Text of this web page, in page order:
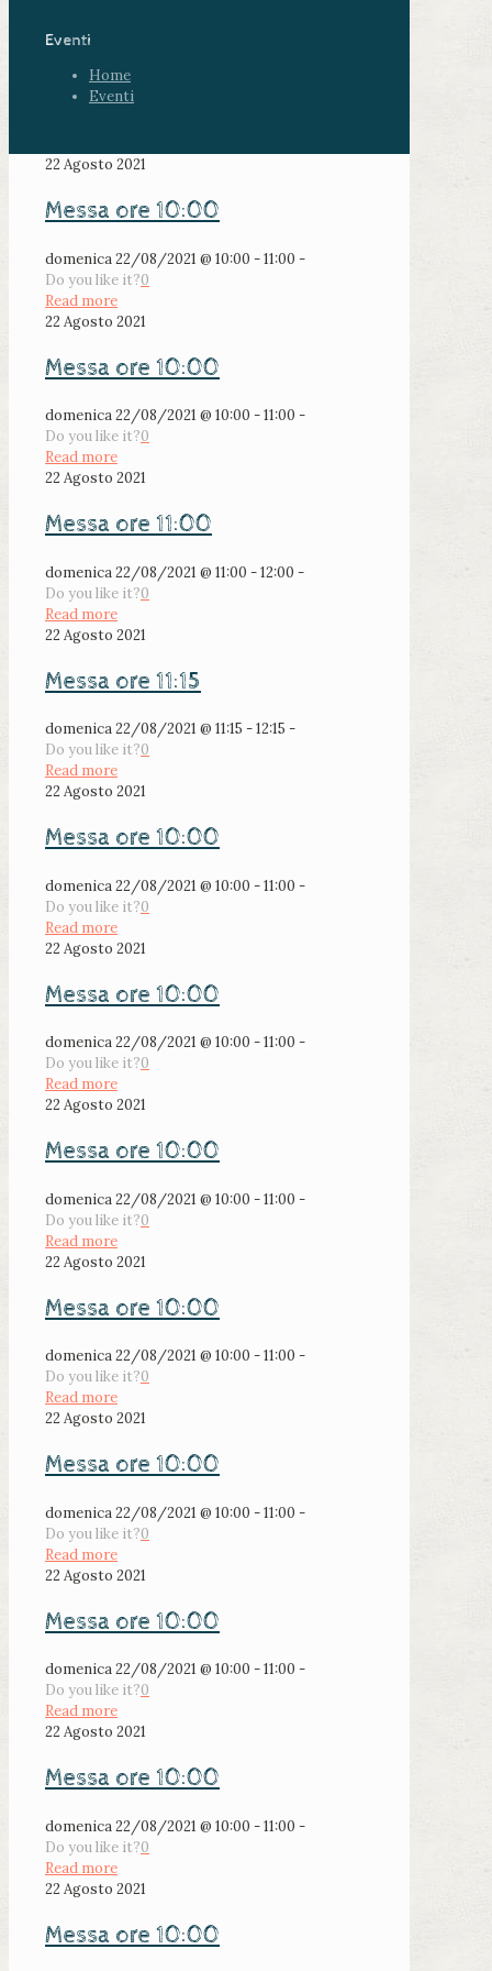
Eventi
Home
Eventi
22 Agosto 2021
Messa ore 10:00
domenica 22/08/2021 @ 10:00 - 11:00 -
Do you like it?0
Read more
22 Agosto 2021
Messa ore 10:00
domenica 22/08/2021 @ 10:00 - 11:00 -
Do you like it?0
Read more
22 Agosto 2021
Messa ore 11:00
domenica 22/08/2021 @ 11:00 - 12:00 -
Do you like it?0
Read more
22 Agosto 2021
Messa ore 11:15
domenica 22/08/2021 @ 11:15 - 12:15 -
Do you like it?0
Read more
22 Agosto 2021
Messa ore 10:00
domenica 22/08/2021 @ 10:00 - 11:00 -
Do you like it?0
Read more
22 Agosto 2021
Messa ore 10:00
domenica 22/08/2021 @ 10:00 - 11:00 -
Do you like it?0
Read more
22 Agosto 2021
Messa ore 10:00
domenica 22/08/2021 @ 10:00 - 11:00 -
Do you like it?0
Read more
22 Agosto 2021
Messa ore 10:00
domenica 22/08/2021 @ 10:00 - 11:00 -
Do you like it?0
Read more
22 Agosto 2021
Messa ore 10:00
domenica 22/08/2021 @ 10:00 - 11:00 -
Do you like it?0
Read more
22 Agosto 2021
Messa ore 10:00
domenica 22/08/2021 @ 10:00 - 11:00 -
Do you like it?0
Read more
22 Agosto 2021
Messa ore 10:00
domenica 22/08/2021 @ 10:00 - 11:00 -
Do you like it?0
Read more
22 Agosto 2021
Messa ore 10:00